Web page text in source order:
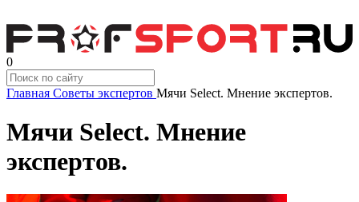
0
Главная Советы экспертов Мячи Select. Мнение экспертов.
Мячи Select. Мнение
экспертов.